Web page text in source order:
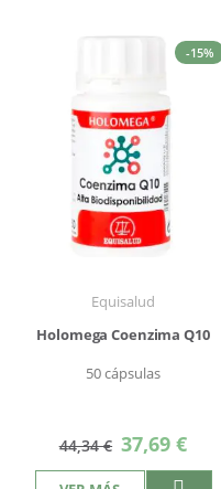
-15%
Equisalud
Holomega Coenzima Q10
50 cápsulas
44,34 € Precio
especial
37,69 €